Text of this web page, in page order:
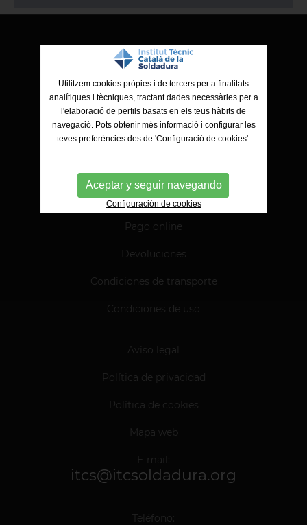
ITCS - Institut Tècnic Català de la Soldadura
Ctra. de Molins de Rei a Sabadell, 79, Nau 8 bis
08191 Rubí (Barcelona)
Pago online
Devoluciones
Condiciones de transporte
Condiciones de uso
Aviso legal
Política de privacidad
Política de cookies
Mapa web
E-mail:
itcs@itcsoldadura.org
Teléfono:
Utilitzem cookies pròpies i de tercers per a finalitats
analítiques i tècniques, tractant dades necessàries per a
l'elaboració de perfils basats en els teus hàbits de
navegació. Pots obtenir més informació i configurar les
teves preferències des de 'Configuració de cookies'.
Aceptar y seguir navegando
Configuración de cookies